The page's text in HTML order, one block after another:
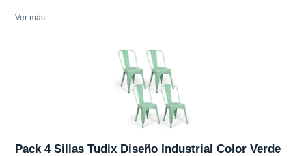
Ver más
Pack 4 Sillas Tudix Diseño Industrial Color Verde